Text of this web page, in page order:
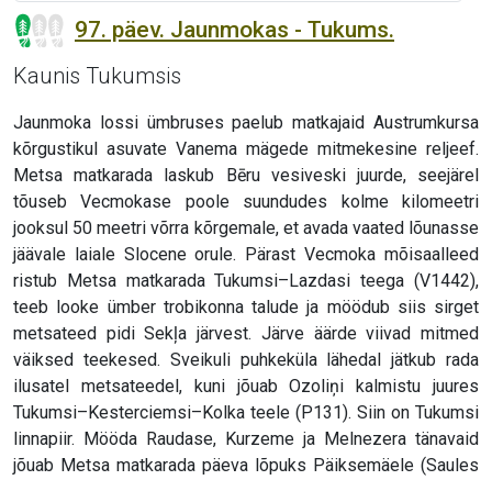
97. päev. Jaunmokas - Tukums.
Kaunis Tukumsis
Jaunmoka lossi ümbruses paelub matkajaid Austrumkursa
kõrgustikul asuvate Vanema mägede mitmekesine reljeef.
Metsa matkarada laskub Bēru vesiveski juurde, seejärel
tõuseb Vecmokase poole suundudes kolme kilomeetri
jooksul 50 meetri võrra kõrgemale, et avada vaated lõunasse
jäävale laiale Slocene orule. Pärast Vecmoka mõisaalleed
ristub Metsa matkarada Tukumsi–Lazdasi teega (V1442),
teeb looke ümber trobikonna talude ja möödub siis sirget
metsateed pidi Sekļa järvest. Järve äärde viivad mitmed
väiksed teekesed. Sveikuli puhkeküla lähedal jätkub rada
ilusatel metsateedel, kuni jõuab Ozoliņi kalmistu juures
Tukumsi–Kesterciemsi–Kolka teele (P131). Siin on Tukumsi
linnapiir. Mööda Raudase, Kurzeme ja Melnezera tänavaid
jõuab Metsa matkarada päeva lõpuks Päiksemäele (Saules